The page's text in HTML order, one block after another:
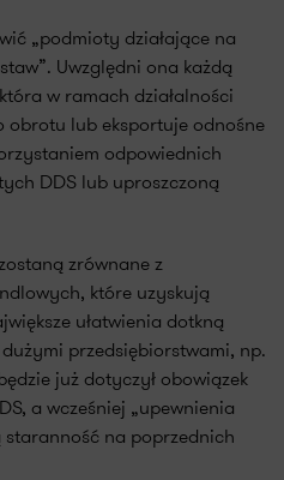
„podmioty działające na
Uwzględni ona każdą
w ramach działalności
obrotu lub eksportuje odnośne
odpowiednich
DDS lub uproszczoną
zrównane z
które uzyskują
ułatwienia dotkną
przedsiębiorstwami, np.
już dotyczył obowiązek
a wcześniej „upewnienia
na poprzednich